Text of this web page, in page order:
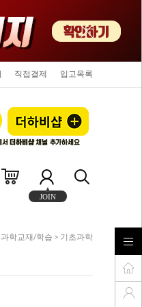
직접결제 입고목록
JOIN
과학교재/학습 > 기초과학